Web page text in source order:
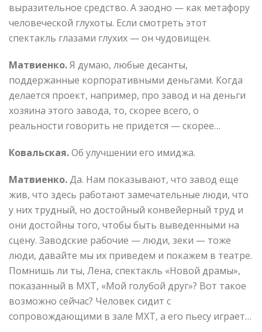
выразительное средство. А заодно — как метафору
человеческой глухоты. Если смотреть этот
спектакль глазами глухих — он чудовищен.
Матвиенко.Я думаю, любые десанты,
поддержанные корпоративными деньгами. Когда
делается проект, например, про завод и на деньги
хозяина этого завода, то, скорее всего, о
реальности говорить не придется — скорее…
Ковальская.Об улучшении его имиджа.
Матвиенко.Да. Нам показывают, что завод еще
жив, что здесь работают замечательные люди, что
у них трудный, но достойный конвейерный труд и
они достойны того, чтобы быть выведенными на
сцену. Заводские рабочие — люди, зеки — тоже
люди, давайте мы их приведем и покажем в театре.
Помнишь ли ты, Лена, спектакль «Новой драмы»,
показанный в МХТ, «Мой голубой друг»? Вот такое
возможно сейчас? Человек сидит с
сопровождающими в зале МХТ, а его пьесу играет…